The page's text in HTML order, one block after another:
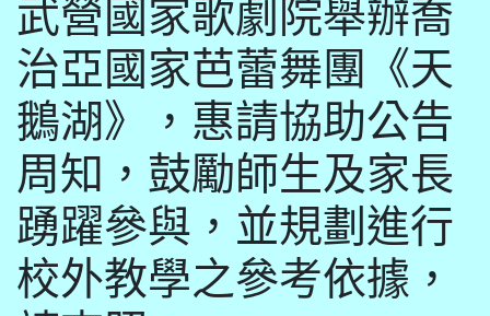
武營國家歌劇院舉辦喬
治亞國家芭蕾舞團《天
鵝湖》，惠請協助公告
周知，鼓勵師生及家長
踴躍參與，並規劃進行
校外教學之參考依據，